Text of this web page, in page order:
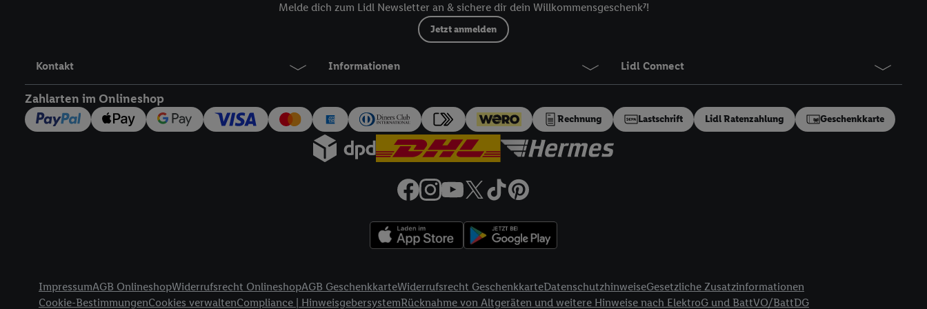
Melde dich zum Lidl Newsletter an & sichere dir dein Willkommensgeschenk⁷!
Jetzt anmelden
Kontakt Informationen Lidl Connect
Zahlarten im Onlineshop
Rechnung Lastschrift Lidl Ratenzahlung Geschenkkarte
ImpressumAGB OnlineshopWiderrufsrecht OnlineshopAGB GeschenkkarteWiderrufsrecht GeschenkkarteDatenschutzhinweiseGesetzliche Zusatzinformationen
Cookie-BestimmungenCookies verwaltenCompliance | HinweisgebersystemRücknahme von Altgeräten und weitere Hinweise nach ElektroG und BattVO/BattDG
werden, damit wir Ihnen dort personalisierte Werbung ausspielen können. Sie können Ihre Einwilligung speziell zur
Nutzung der Utiq-Technologie - zusätzlich zur weiter unten erläuterten Möglichkeit, Ihre Einwilligung generell zu
das Datenschutzportal von Utiq („consenthub“)
Telekommunikations-basierten Utiq-Technologie für digitales Marketing“ am unteren Ende dieser Einwilligung (nur für
„Zustimmen“ stimmen Sie allen Verarbeitungen zu sämtlichen vorgenannten Zwecken unter Einbindung sämtlicher
genannten Partner zu. Weitere Informationen, auch zur Speicherdauer der Daten und zu Ihrem Recht, Ihre Einwilligung
jederzeit mit Wirkung für die Zukunft zu widerrufen, finden Sie in unserenDatenschutzbestimmungen
Unter „Anpassen“ können Sie einzelne Verwendungszwecke oder Partner zulassen; das gilt auch für die
nachfolgend schlagwortartig benannten Zwecke und Funktionen im Rahmen des Einsatzes des IAB TCF für Werbung und
Anzeige von Werbung und Inhalten, Abgleichung und Kombination von Daten aus unterschiedlichen Quellen,
Verknüpfung verschiedener Endgeräte, Identifikation von Geräten anhand automatisch übermittelter Informationen,
Verwendung genauer Standortdaten. Erstellung von Profilen für personalisierte Werbung. Speichern von oder